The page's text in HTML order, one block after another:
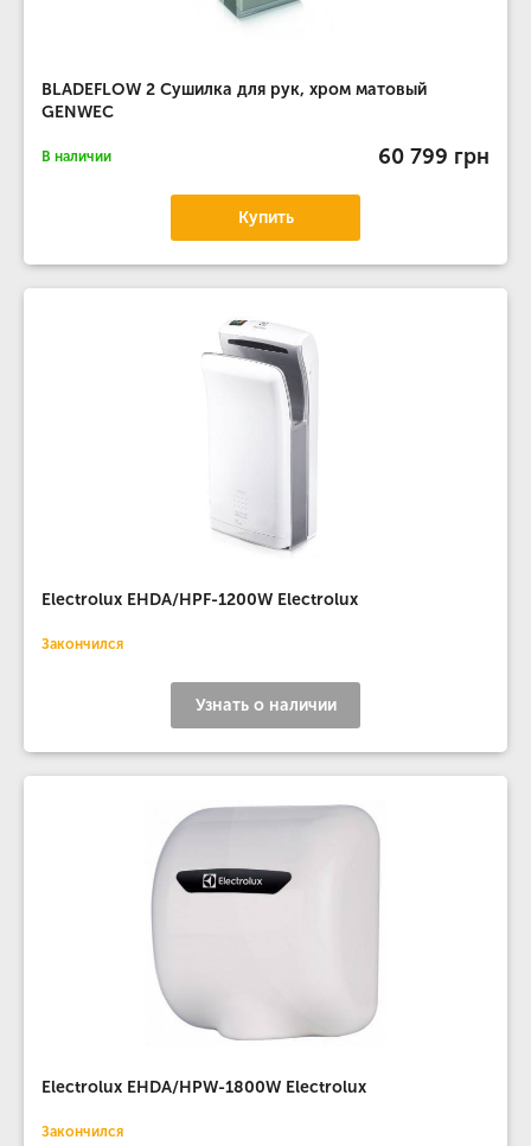
BLADEFLOW 2 Сушилка для рук, хром матовый
GENWEC
В наличии 60 799 грн
Купить
Electrolux EHDA/HPF-1200W Electrolux
Закончился
Узнать о наличии
Electrolux EHDA/HPW-1800W Electrolux
Закончился